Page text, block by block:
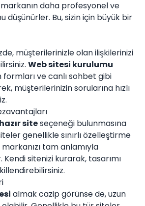
daha profesyonel ve
düşünürler. Bu, sizin için büyük bir
müşterilerinizle olan ilişkilerinizi
Web sitesi kurulumu
formları ve canlı sohbet gibi
müşterilerinizin sorularına hızlı
hazır siteseçeneği bulunmasına
genellikle sınırlı özelleştirme
markanızı tam anlamıyla
sitenizi kurarak, tasarımı
almak cazip görünse de, uzun